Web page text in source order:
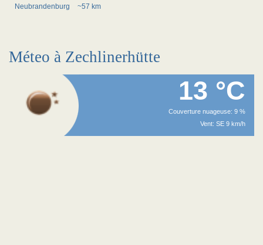
Neubrandenburg
~57 km
Méteo à Zechlinerhütte
13 °C
Couverture nuageuse: 9 %
Vent: SE 9 km/h